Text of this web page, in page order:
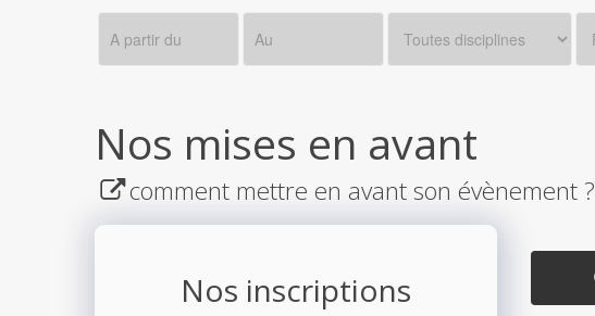
Nos mises en avant
comment mettre en avant son évènement ?
Nos inscriptions